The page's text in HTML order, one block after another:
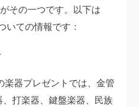
その一つです。以下は
いての情報です：
楽器プレゼントでは、金管
打楽器、鍵盤楽器、民族